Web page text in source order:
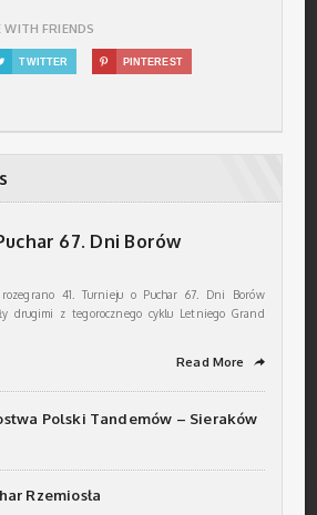
WITH FRIENDS
TWITTER  PINTEREST
67. Dni Borów
41. Turnieju o Puchar 67. Dni Borów
drugimi z tegorocznego cyklu Letniego Grand
Read More ➦
Polski Tandemów – Sieraków
Rzemiosła